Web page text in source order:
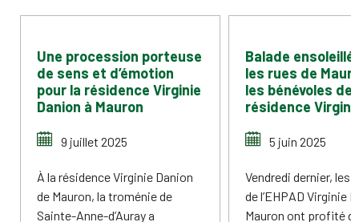
Une procession porteuse
de sens et d’émotion
pour la résidence Virginie
Danion à Mauron
9 juillet 2025
À la résidence Virginie Danion
de Mauron, la troménie de
Sainte-Anne-d’Auray a
Balade
les rues de
les bénévoles de
résidence
5 juin 2025
Vendredi dernier, les
de l’EHPAD Virginie
Mauron ont profité